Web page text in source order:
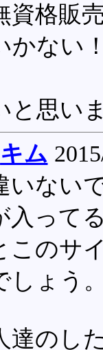
資格販
かない
と思い
キム
いない
入って
このサ
しょう
達のし